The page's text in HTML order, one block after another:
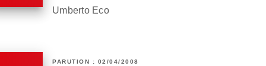
Umberto Eco
PARUTION : 02/04/2008